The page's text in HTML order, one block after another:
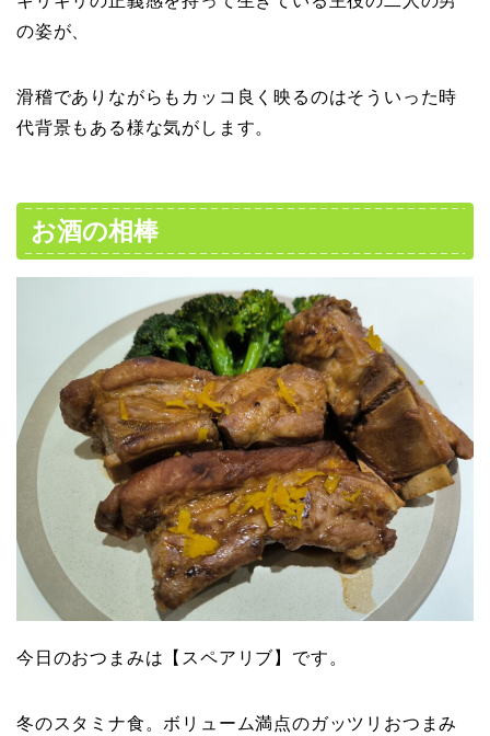
の姿が、
滑稽でありながらもカッコ良く映るのはそういった時
代背景もある様な気がします。
お酒の相棒
今日のおつまみは【スペアリブ】です。
冬のスタミナ食。ボリューム満点のガッツリおつまみ